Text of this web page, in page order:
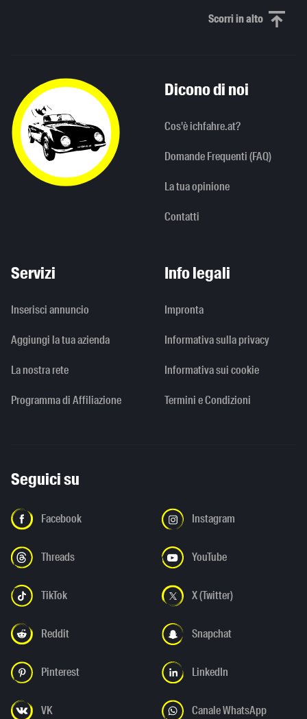
Scorri in altoScorri in alto
Dicono di noi
Cos'è ichfahre.at?
Domande Frequenti (FAQ)
La tua opinione
Contatti
Servizi
Inserisci annuncio
Aggiungi la tua azienda
La nostra rete
Programma di Affiliazione
Info legali
Impronta
Informativa sulla privacy
Informativa sui cookie
Termini e Condizioni
Seguici su
Facebook Instagram
Threads YouTube
TikTok X (Twitter)
Reddit Snapchat
Pinterest LinkedIn
VK Canale WhatsApp